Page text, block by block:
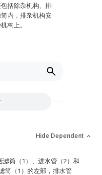
括除杂机构、排
内，排杂机构安
构上。
Hide Dependent
滤筒（1）、进水管（2）和
筒（1）的左部，排水管